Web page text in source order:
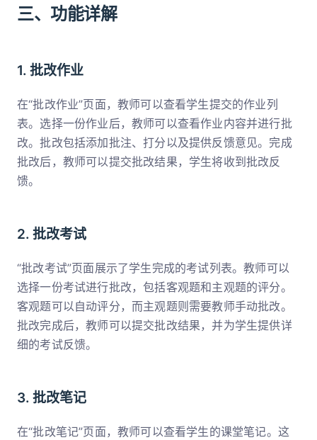
三、功能详解
1. 批改作业
在“批改作业”页面，教师可以查看学生提交的作业列
表。选择一份作业后，教师可以查看作业内容并进行批
改。批改包括添加批注、打分以及提供反馈意见。完成
批改后，教师可以提交批改结果，学生将收到批改反
馈。
2. 批改考试
“批改考试”页面展示了学生完成的考试列表。教师可以
选择一份考试进行批改，包括客观题和主观题的评分。
客观题可以自动评分，而主观题则需要教师手动批改。
批改完成后，教师可以提交批改结果，并为学生提供详
细的考试反馈。
3. 批改笔记
在“批改笔记”页面，教师可以查看学生的课堂笔记。这